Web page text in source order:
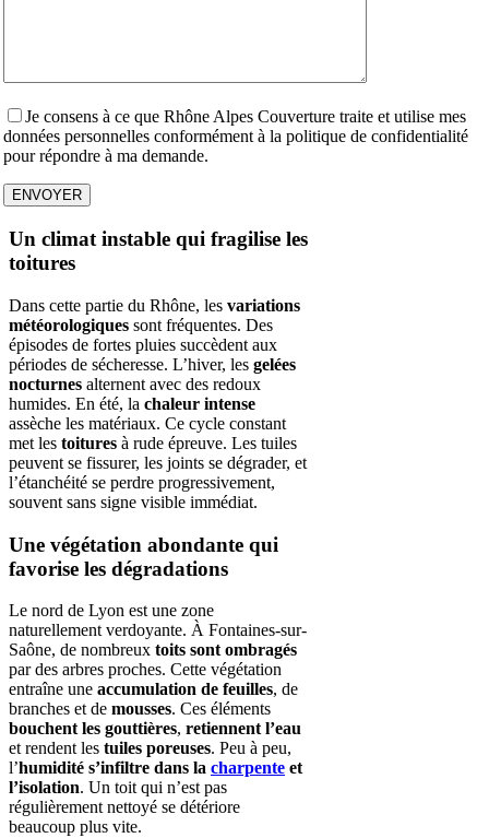
Je consens à ce que Rhône Alpes Couverture traite et utilise mes
données personnelles conformément à la politique de confidentialité
pour répondre à ma demande.
Un climat instable qui fragilise les
toitures
Dans cette partie du Rhône, les variations
météorologiques sont fréquentes. Des
épisodes de fortes pluies succèdent aux
périodes de sécheresse. L’hiver, les gelées
nocturnes alternent avec des redoux
humides. En été, la chaleur intense
assèche les matériaux. Ce cycle constant
met les toitures à rude épreuve. Les tuiles
peuvent se fissurer, les joints se dégrader, et
l’étanchéité se perdre progressivement,
souvent sans signe visible immédiat.
Une végétation abondante qui
favorise les dégradations
Le nord de Lyon est une zone
naturellement verdoyante. À Fontaines-sur-
Saône, de nombreux toits sont ombragés
par des arbres proches. Cette végétation
entraîne une accumulation de feuilles, de
branches et de mousses. Ces éléments
bouchent les gouttières, retiennent l’eau
et rendent les tuiles poreuses. Peu à peu,
l’humidité s’infiltre dans la charpente et
l’isolation. Un toit qui n’est pas
régulièrement nettoyé se détériore
beaucoup plus vite.